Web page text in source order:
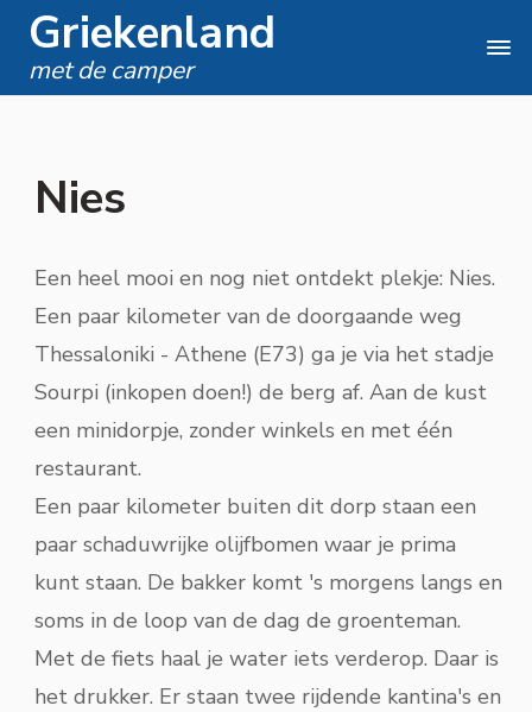
Griekenland
met de camper
Nies
Een heel mooi en nog niet ontdekt plekje: Nies.
Een paar kilometer van de doorgaande weg
Thessaloniki - Athene (E73) ga je via het stadje
Sourpi (inkopen doen!) de berg af. Aan de kust
een minidorpje, zonder winkels en met één
restaurant.
Een paar kilometer buiten dit dorp staan een
paar schaduwrijke olijfbomen waar je prima
kunt staan. De bakker komt 's morgens langs en
soms in de loop van de dag de groenteman.
Met de fiets haal je water iets verderop. Daar is
het drukker. Er staan twee rijdende kantina's en